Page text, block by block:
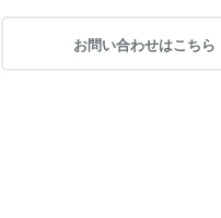
お問い合わせはこちら